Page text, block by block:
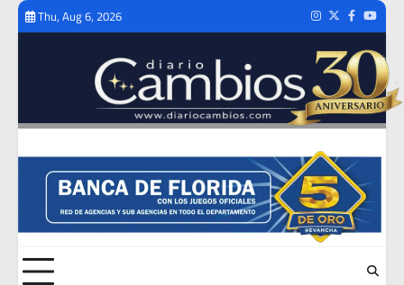
Skip
Thu, Aug 6, 2026 Instagram
TwitterFacebook